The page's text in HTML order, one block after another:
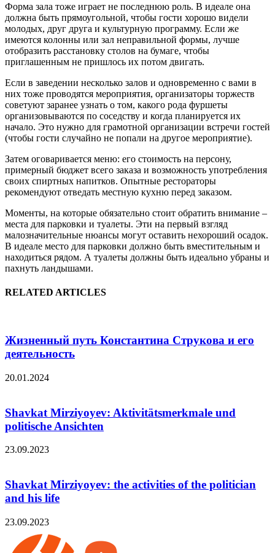
Форма зала тоже играет не последнюю роль. В идеале она
должна быть прямоугольной, чтобы гости хорошо видели
молодых, друг друга и культурную программу. Если же
имеются колонны или зал неправильной формы, лучше
отобразить расстановку столов на бумаге, чтобы
приглашенным не пришлось их потом двигать.
Если в заведении несколько залов и одновременно с вами в
них тоже проводятся мероприятия, организаторы торжеств
советуют заранее узнать о том, какого рода фуршеты
организовываются по соседству и когда планируется их
начало. Это нужно для грамотной организации встречи гостей
(чтобы гости случайно не попали на другое мероприятие).
Затем оговаривается меню: его стоимость на персону,
примерный бюджет всего заказа и возможность употребления
своих спиртных напитков. Опытные рестораторы
рекомендуют отведать местную кухню перед заказом.
Моменты, на которые обязательно стоит обратить внимание –
места для парковки и туалеты. Эти на первый взгляд
малозначительные нюансы могут оставить нехороший осадок.
В идеале место для парковки должно быть вместительным и
находиться рядом. А туалеты должны быть идеально убраны и
пахнуть ландышами.
RELATED ARTICLES
Жизненный путь Константина Струкова и его
деятельность
20.01.2024
Shavkat Mirziyoyev: Aktivitätsmerkmale und
politische Ansichten
23.09.2023
Shavkat Mirziyoyev: the activities of the politician
and his life
23.09.2023